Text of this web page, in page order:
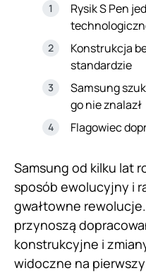
Rysik S Pen
Konstrukcja
standardzie
Samsung
go nie znalazł
Flagowiec
Samsung od kilku lat
sposób ewolucyjny i
gwałtowne
przynoszą
konstrukcyjne i
widoczne na